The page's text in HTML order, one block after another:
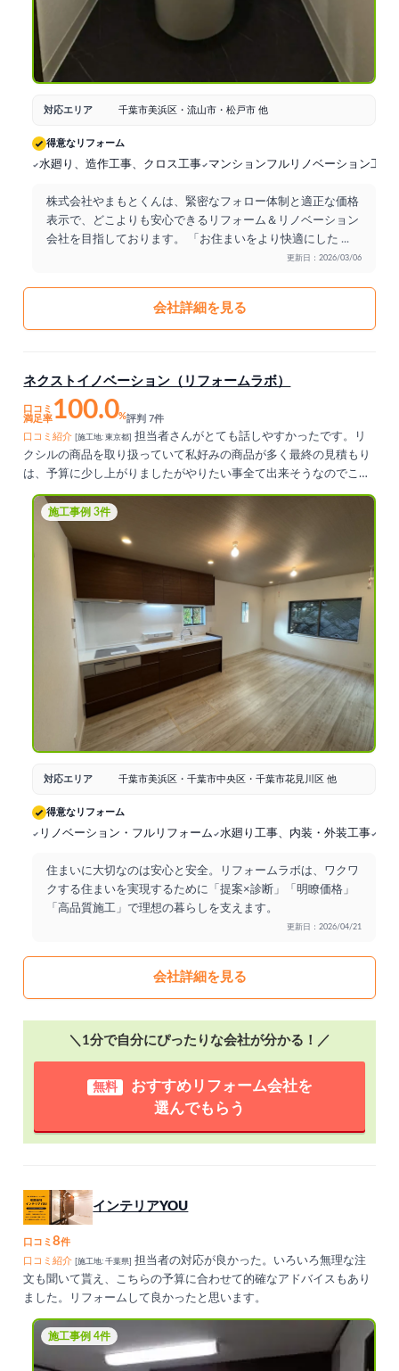
対応エリア 千葉市美浜区・流山市・松戸市 他
得意なリフォーム
水廻り、造作工事、クロス工事 マンションフルリノベーション工事
株式会社やまもとくんは、緊密なフォロー体制と適正な価格
表示で、どこよりも安心できるリフォーム＆リノベーション
会社を目指しております。 「お住まいをより快適にした ...
更新日：2026/03/06
会社詳細を見る
ネクストイノベーション（リフォームラボ）
口コミ
満足率100.0%評判 7件
口コミ紹介
[施工地: 東京都]
担当者さんがとても話しやすかったです。リ
クシルの商品を取り扱っていて私好みの商品が多く最終の見積もり
は、予算に少し上がりましたがやりたい事全て出来そうなのでこち
らの会社に決めました。工事期間は、長かったですがしっかりと工
事して頂き、舗装もしっかりして貰えたので満足です。とても満足
なリフォームになりました。
施工事例 3件
対応エリア 千葉市美浜区・千葉市中央区・千葉市花見川区 他
得意なリフォーム
リノベーション・フルリフォーム 水廻り工事、内装・外装工事
住まいに大切なのは安心と安全。リフォームラボは、ワクワ
クする住まいを実現するために「提案×診断」「明瞭価格」
「高品質施工」で理想の暮らしを支えます。
更新日：2026/04/21
会社詳細を見る
＼1分で自分にぴったりな会社が分かる！／
無料
おすすめリフォーム会社を
選んでもらう
インテリアYOU
口コミ8件
口コミ紹介
[施工地: 千葉県]
担当者の対応が良かった。いろいろ無理な注
文も聞いて貰え、こちらの予算に合わせて的確なアドバイスもあり
ました。リフォームして良かったと思います。
施工事例 4件